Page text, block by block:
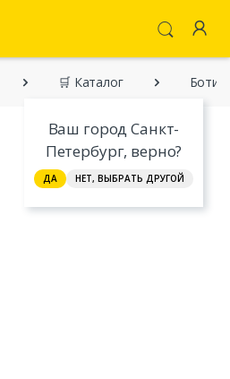
Ваш город Санкт-
Петербург, верно?
ДА НЕТ, ВЫБРАТЬ ДРУГОЙ
🛒 Каталог